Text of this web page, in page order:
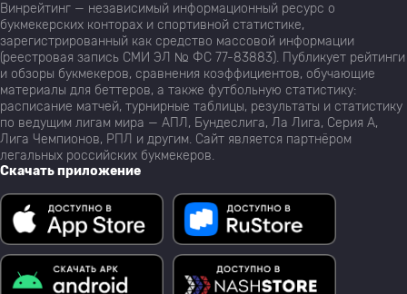
Винрейтинг — независимый информационный ресурс о
букмекерских конторах и спортивной статистике,
зарегистрированный как средство массовой информации
(реестровая запись СМИ ЭЛ № ФС 77-83883). Публикует рейтинги
и обзоры букмекеров, сравнения коэффициентов, обучающие
материалы для беттеров, а также футбольную статистику:
расписание матчей, турнирные таблицы, результаты и статистику
по ведущим лигам мира — АПЛ, Бундеслига, Ла Лига, Серия А,
Лига Чемпионов, РПЛ и другим. Сайт является партнёром
легальных российских букмекеров.
Скачать приложение